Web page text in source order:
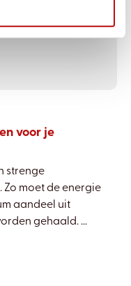
voor je
strenge
moet de energie
aandeel uit
gehaald. ...